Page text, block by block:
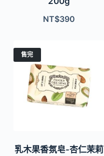
NT$390
售完
乳木果香氛皂-杏仁茉莉